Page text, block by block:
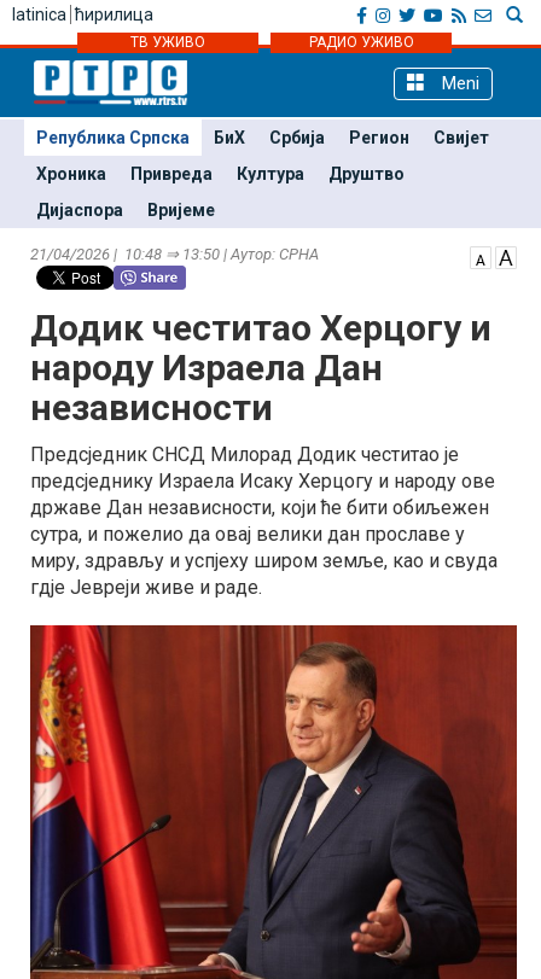
latinica ћирилица
ТВ УЖИВО РАДИО УЖИВО
Meni
Република Српска БиХ Србија Регион
Свијет
Хроника
Привреда Култура
Друштво
Дијаспора
Вријеме
21/04/2026 | 10:48 ⇒ 13:50 | Аутор: СРНА
Додик честитао Херцогу и
народу Израела Дан
независности
Предсједник СНСД Милорад Додик честитао је
предсједнику Израела Исаку Херцогу и народу ове
државе Дан независности, који ће бити обиљежен
сутра, и пожелио да овај велики дан прославе у
миру, здрављу и успјеху широм земље, као и свуда
гдје Јевреји живе и раде.